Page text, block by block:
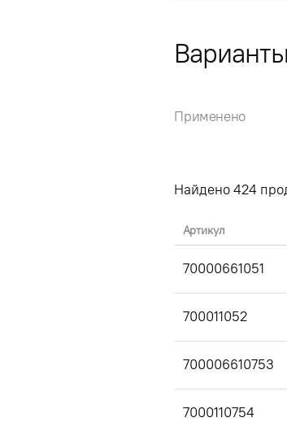
Применено
Найдено424
Артикул
70000661051
700011052
700006610753
7000110754